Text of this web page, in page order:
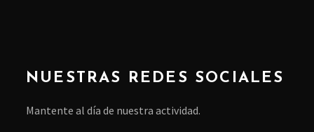
NUESTRAS REDES SOCIALES
Mantente al día de nuestra actividad.